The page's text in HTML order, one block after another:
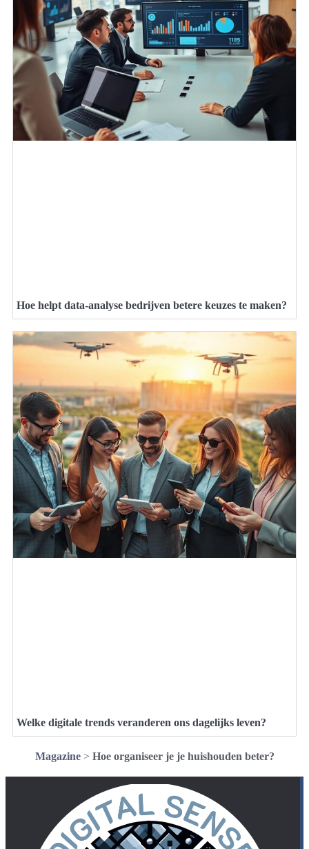
Hoe helpt data-analyse bedrijven betere keuzes te maken?
Welke digitale trends veranderen ons dagelijks leven?
Magazine> Hoe organiseer je je huishouden beter?